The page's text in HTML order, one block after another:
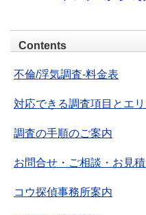
Contents
不倫/浮気調査-料金表
対応できる調査項目とエ
調査の手順のご案内
お問合せ・ご相談・お見積
コウ探偵事務所案内